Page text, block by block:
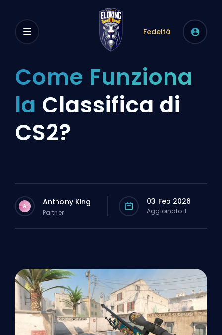
Fedeltà
Come Funziona
la Classifica di
CS2?
A Anthony King
Partner
03 Feb 2026
Aggiornato il